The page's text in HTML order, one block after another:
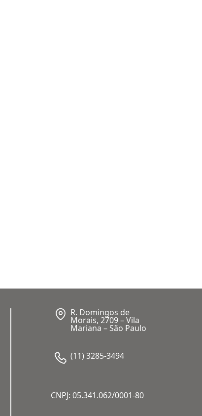
R. Domingos de
Morais, 2709 – Vila
Mariana – São Paulo
(11) 3285-3494
CNPJ: 05.341.062/0001-80